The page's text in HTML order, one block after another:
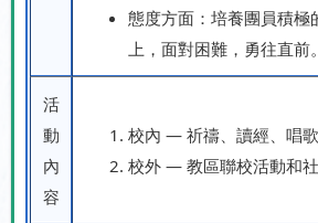
態度方面：培養團員積極
上，面對困難，勇往直前。
活
動
內
容
校內 — 祈禱、讀經、唱
校外 — 教區聯校活動和